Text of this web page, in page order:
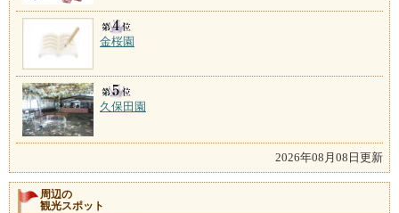
金桜園
久保田園
2026年08月08日更新
周辺の
観光スポット